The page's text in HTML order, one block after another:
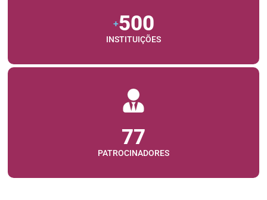
+500
INSTITUIÇÕES
77
PATROCINADORES